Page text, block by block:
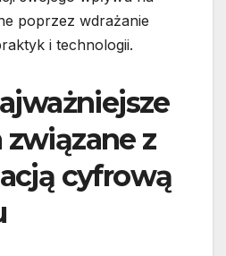
poprzez wdrażanie
i technologii.
z
cyfrową